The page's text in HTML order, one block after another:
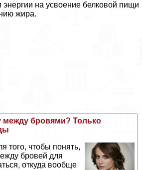
на усвоение белковой пищи
жира.
между бровями? Только
того, чтобы понять,
бровей для
откуда вообще